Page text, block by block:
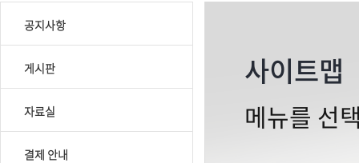
공지사항
게시판
자료실
결제 안내
사이트맵
메뉴를 선